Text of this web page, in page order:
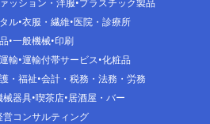
ル 衣服・繊維 医院・診療所
一般機械 印刷
運輸 運輸付帯サービス 化粧品
・福祉 会計・税務・法務・労務
械器具 喫茶店 居酒屋・バー
営コンサルティング